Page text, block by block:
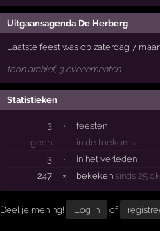
Uitgaansagenda De Herberg
Laatste feest was op zaterdag 7
toon archief, 3 evenementen
Statistieken
3 ·
feesten
geen
·
in de toekomst
3
·
in het verleden
247
× bekeken sinds 25
Deel je mening! Log in of